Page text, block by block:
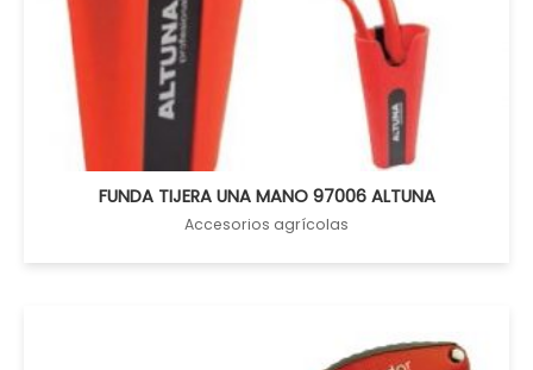
FUNDA TIJERA UNA MANO 97006 ALTUNA
Accesorios agrícolas